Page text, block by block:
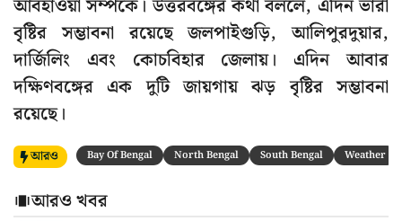
আবহাওয়া সম্পর্কে। উত্তরবঙ্গের কথা বললে, এদিন ভারী
বৃষ্টির সম্ভাবনা রয়েছে জলপাইগুড়ি, আলিপুরদুয়ার,
দার্জিলিং এবং কোচবিহার জেলায়। এদিন আবার
দক্ষিণবঙ্গের এক দুটি জায়গায় ঝড় বৃষ্টির সম্ভাবনা
রয়েছে।
আরও Bay Of Bengal North Bengal South Bengal Weather
আরও খবর